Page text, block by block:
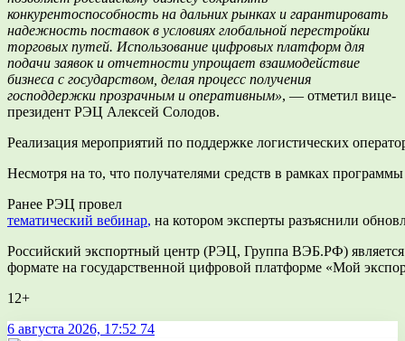
конкурентоспособность на дальних рынках и гарантировать
надежность поставок в условиях глобальной перестройки
торговых путей. Использование цифровых платформ для
подачи заявок и отчетности упрощает взаимодействие
бизнеса с государством, делая процесс получения
господдержки прозрачным и оперативным», — отметил вице-
президент РЭЦ Алексей Солодов.
Реализация мероприятий по поддержке логистических
Несмотря на то, что получателями средств в рамках
Ранее РЭЦ провел
тематический вебинар, на котором эксперты разъяснили
Российский экспортный центр (РЭЦ, Группа ВЭБ.РФ) является
формате на государственной цифровой платформе «Мой
12+
6 августа 2026, 17:52 74